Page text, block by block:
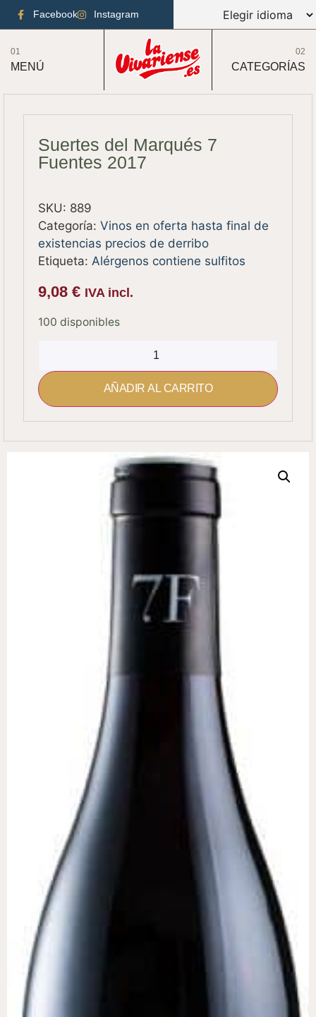
Facebook Instagram
01
MENÚ
02
CATEGORÍAS
Suertes del Marqués 7
Fuentes 2017
SKU: 889
Categoría:Vinos en oferta hasta final de
existencias precios de derribo
Etiqueta: Alérgenos contiene sulfitos
9,08€ IVA incl.
100 disponibles
AÑADIR AL CARRITO